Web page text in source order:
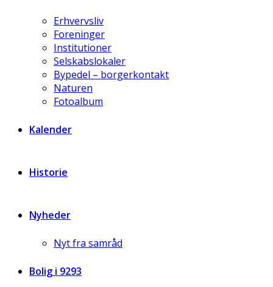
Erhvervsliv
Foreninger
Institutioner
Selskabslokaler
Bypedel – borgerkontakt
Naturen
Fotoalbum
Kalender
Historie
Nyheder
Nyt fra samråd
Bolig i 9293